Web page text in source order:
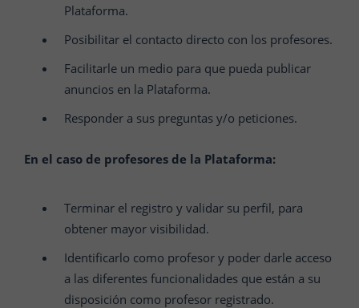
Plataforma.
Posibilitar el contacto directo con los profesores.
Facilitarle un medio para que pueda publicar
anuncios en la Plataforma.
Responder a sus preguntas y/o peticiones.
En el caso de profesores de la Plataforma:
Terminar el registro y validar su perfil, para
obtener mayor visibilidad.
Identificarlo como profesor y poder darle acceso
a las diferentes funcionalidades que están a su
disposición como profesor registrado.